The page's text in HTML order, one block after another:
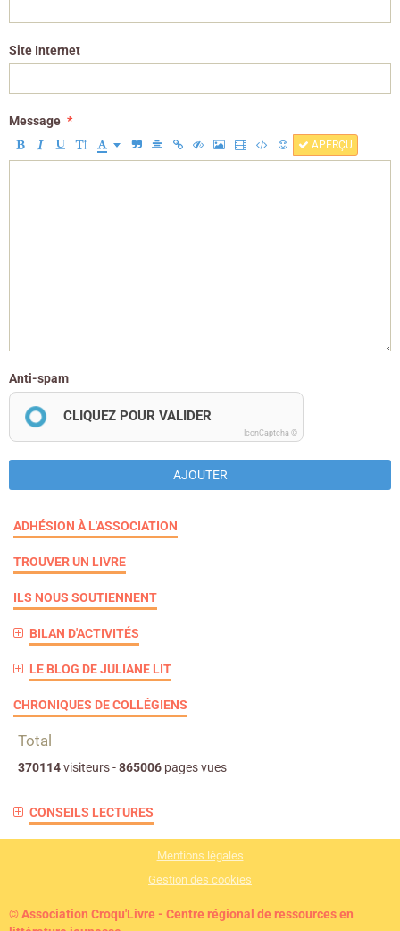
Site Internet
Message
APERÇU
Anti-spam
CLIQUEZ POUR VALIDER
IconCaptcha ©
AJOUTER
ADHÉSION À L'ASSOCIATION
TROUVER UN LIVRE
ILS NOUS SOUTIENNENT
BILAN D'ACTIVITÉS
LE BLOG DE JULIANE LIT
CHRONIQUES DE COLLÉGIENS
Total
370114visiteurs -865006 pages vues
CONSEILS LECTURES
Mentions légales
Gestion des cookies
© Association Croqu'Livre - Centre régional de ressources en